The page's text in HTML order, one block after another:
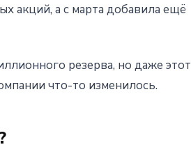
акций, а с марта добавила ещё
резерва, но даже этот
что-то изменилось.